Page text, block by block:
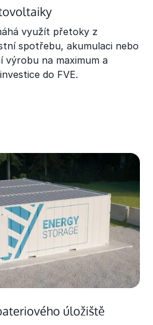
využít přetoky z
spotřebu, akumulaci nebo
výrobu na maximum a
do FVE.
úložiště